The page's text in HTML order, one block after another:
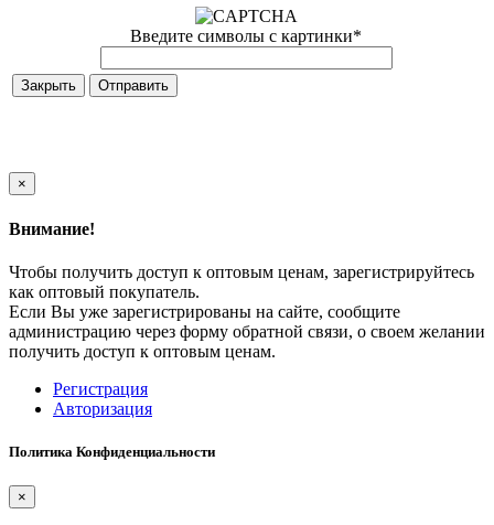
Введите символы с картинки*
Закрыть
×
Внимание!
Чтобы получить доступ к оптовым ценам, зарегистрируйтесь
как оптовый покупатель.
Если Вы уже зарегистрированы на сайте, сообщите
администрацию через форму обратной связи, о своем желании
получить доступ к оптовым ценам.
Регистрация
Авторизация
Политика Конфиденциальности
×